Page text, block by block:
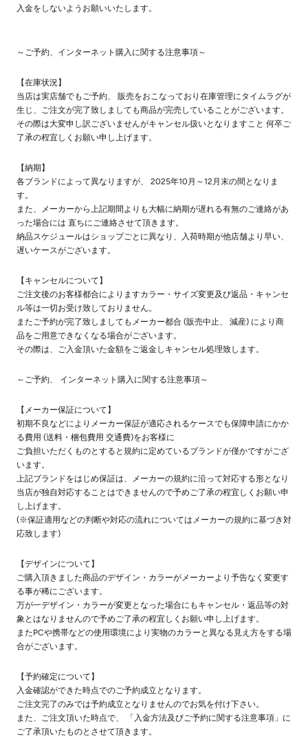
入金をしないようお願いいたします。
～ご予約、インターネット購入に関する注意事項～
【在庫状況】
当店は実店舗でもご予約、 販売をおこなっており在庫管理にタイムラグが
生じ、ご注文が完了致しましても商品が完売していることがございます。
その際は大変申し訳ございませんがキャンセル扱いとなりますこと 何卒ご
了承の程宜しくお願い申し上げます。
【納期】
各ブランドによって異なりますが、 2025年10月～12月末の間となりま
す。
また、メーカーから上記期間よりも大幅に納期が遅れる有無のご連絡があ
った場合には 直ちにご連絡させて頂きます。
納品スケジュールはショップごとに異なり、入荷時期が他店舗より早い、
遅いケースがございます。
【キャンセルについて】
ご注文後のお客様都合によりますカラー・サイズ変更及び返品・キャンセ
ル等は一切お受け致しておりません。
またご予約が完了致しましてもメーカー都合 (販売中止、 減産) により商
品をご用意できなくなる場合がございます。
その際は、ご入金頂いた金額をご返金しキャンセル処理致します。
～ご予約、 インターネット購入に関する注意事項～
【メーカー保証について】
初期不良などによりメーカー保証が適応されるケースでも保障申請にかか
る費用 (送料・梱包費用 交通費)をお客様に
ご負担いただくものとすると規約に定めているブランドが僅かですがござ
います。
上記ブランドをはじめ保証は、メーカーの規約に沿って対応する形となり
当店が独自対応することはできませんので予めご了承の程宜しくお願い申
し上げます。
(※保証適用などの判断や対応の流れについてはメーカーの規約に基づき対
応致します)
【デザインについて】
ご購入頂きました商品のデザイン・カラーがメーカーより予告なく変更す
る事が稀にございます。
万が一デザイン・カラーが変更となった場合にもキャンセル・返品等の対
象とはなりませんので予めご了承の程宜しくお願い申し上げます。
またPCや携帯などの使用環境により実物のカラーと異なる見え方をする場
合がございます。
【予約確定について】
入金確認ができた時点でのご予約成立となります。
ご注文完了のみでは予約成立となりませんのでお気を付け下さい。
また、ご注文頂いた時点で、 「入金方法及びご予約に関する注意事項」に
ご了承頂いたものとさせて頂きます。